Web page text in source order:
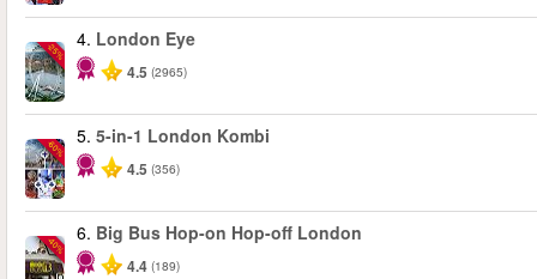
-25%
4. London Eye
4.5 (2965)
-60%
5. 5-in-1 London Kombi
4.5 (356)
-40%
6. Big Bus Hop-on Hop-off London
4.4 (189)